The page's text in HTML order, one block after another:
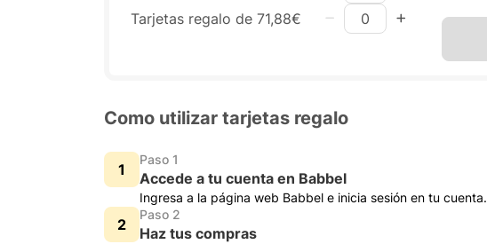
Tarjetas regalo de 71,88€
Como utilizar tarjetas regalo
Paso 1
Accede a tu cuenta en Babbel
Ingresa a la página web Babbel e inicia sesión en tu cuenta.
Paso 2
Haz tus compras